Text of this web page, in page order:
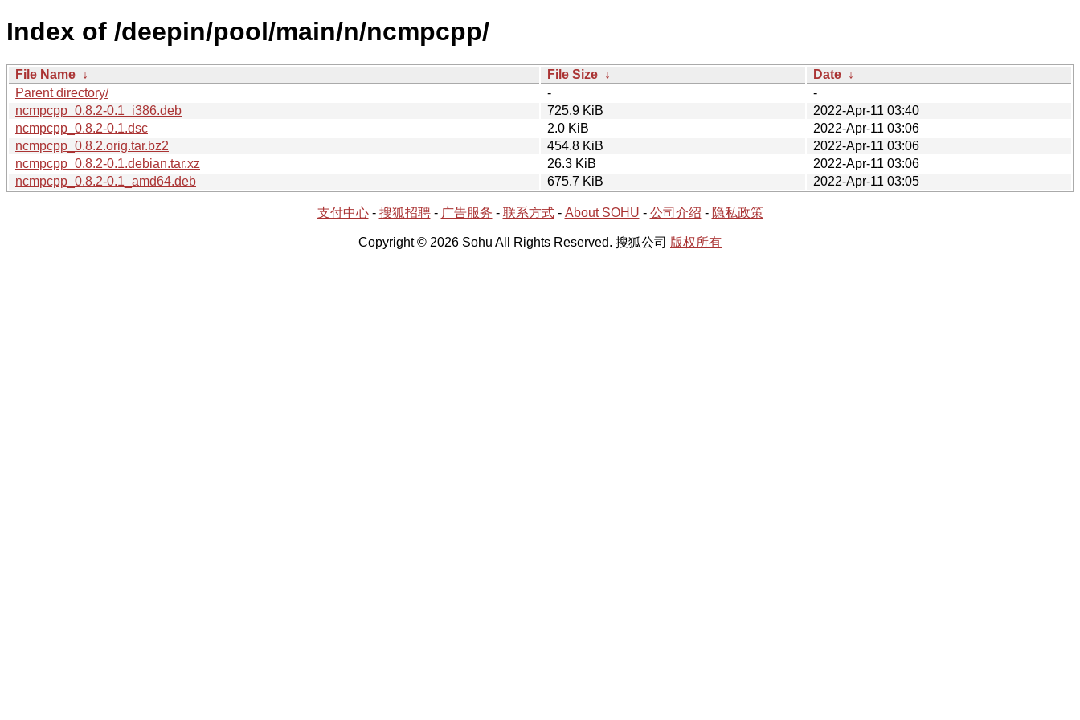
Index of /deepin/pool/main/n/ncmpcpp/
File Name ↓ File Size ↓ Date ↓
Parent directory/
-
-
ncmpcpp_0.8.2-0.1_i386.deb
725.9 KiB
2022-Apr-11 03:40
ncmpcpp_0.8.2-0.1.dsc
2.0 KiB
2022-Apr-11 03:06
ncmpcpp_0.8.2.orig.tar.bz2
454.8 KiB
2022-Apr-11 03:06
ncmpcpp_0.8.2-0.1.debian.tar.xz
26.3 KiB
2022-Apr-11 03:06
ncmpcpp_0.8.2-0.1_amd64.deb
675.7 KiB 2022-Apr-11 03:05
支付中心- 搜狐招聘- 广告服务 - 联系方式- About SOHU - 公司介绍 - 隐私政策
Copyright © 2026 Sohu All Rights Reserved. 搜狐公司 版权所有